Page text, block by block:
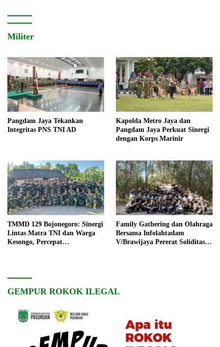
Militer
Pangdam Jaya Tekankan
Integritas PNS TNI AD
Kapolda Metro Jaya dan
Pangdam Jaya Perkuat Sinergi
dengan Korps Marinir
TMMD 129 Bojonegoro: Sinergi
Lintas Matra TNI dan Warga
Kesongo, Percepat
Family Gathering dan Olahraga
Bersama Infolahtadam
V/Brawijaya Pererat Soliditas
GEMPUR ROKOK ILEGAL